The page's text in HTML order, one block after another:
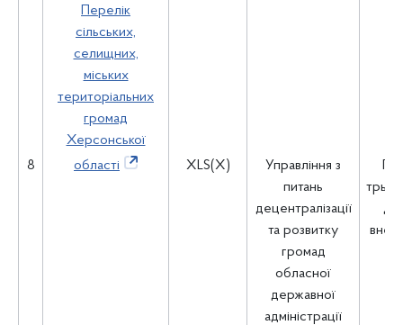
8
Перелік
сільських,
селищних,
міських
територіальних
громад
Херсонської
області
XLS(X)
Управління з
питань
децентралізації
та розвитку
громад
обласної
державної
адміністрації